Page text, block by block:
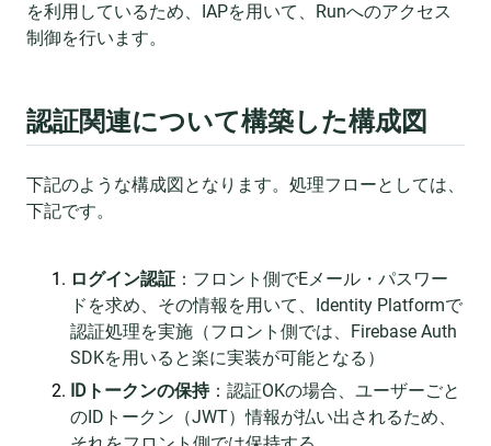
を利用しているため、IAPを用いて、Runへのアクセス
制御を行います。
認証関連について構築した構成図
下記のような構成図となります。処理フローとしては、
下記です。
ログイン認証 ：フロント側でEメール・パスワー
ドを求め、その情報を用いて、Identity Platformで
認証処理を実施（フロント側では、Firebase Auth
SDKを用いると楽に実装が可能となる）
IDトークンの保持：認証OKの場合、ユーザーごと
のIDトークン（JWT）情報が払い出されるため、